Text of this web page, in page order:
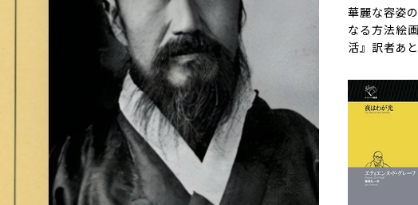
華麗な容姿
なる方法――
活』訳者あ